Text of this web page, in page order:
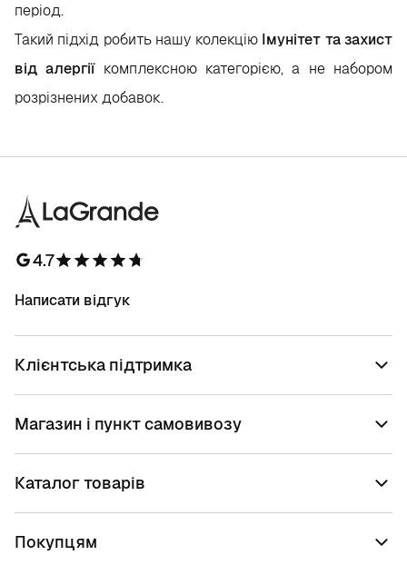
період.
Такий підхід робить нашу колекцію Імунітет та захист
від алергіїкомплексною категорією, а не набором
розрізнених добавок.
4.7
Написати відгук
Клієнтська підтримка
Магазин і пункт самовивозу
Каталог товарів
Покупцям